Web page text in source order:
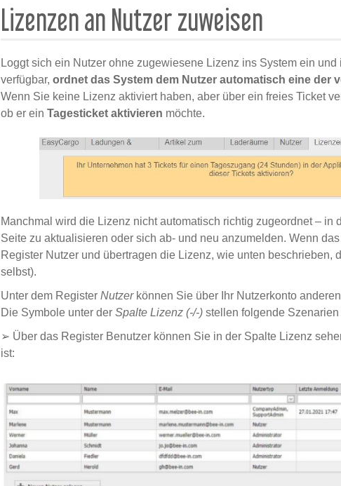
Lizenzen an Nutzer zuweisen
Loggt sich ein Nutzer ohne zugewiesene Lizenz ins System ein
verfügbar, ordnet das System dem Nutzer automatisch eine der
Wenn Sie keine Lizenz aktiviert haben, aber über ein freies Ticket
ob er ein Tagesticket aktivieren möchte.
Manchmal wird die Lizenz nicht automatisch richtig zugeordnet – in
Seite zu aktualisieren oder sich ab- und neu anzumelden. Wenn
Register Nutzer und übertragen die Lizenz, wie unten beschrieben,
selbst).
Unter dem Register Nutzerkönnen Sie über Ihr Nutzerkonto
Die Symbole unter der Spalte Lizenz (-/-) stellen folgende Szenarien
➢ Über das Register Benutzer können Sie in der Spalte Lizenz
ist: